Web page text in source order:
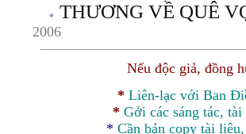
THƯƠNG VỀ QUÊ
2006
Nếu độc giả, đồng
* Liên-lạc với Ban
* Gởi các sáng tác,
* Cần bản copy tài